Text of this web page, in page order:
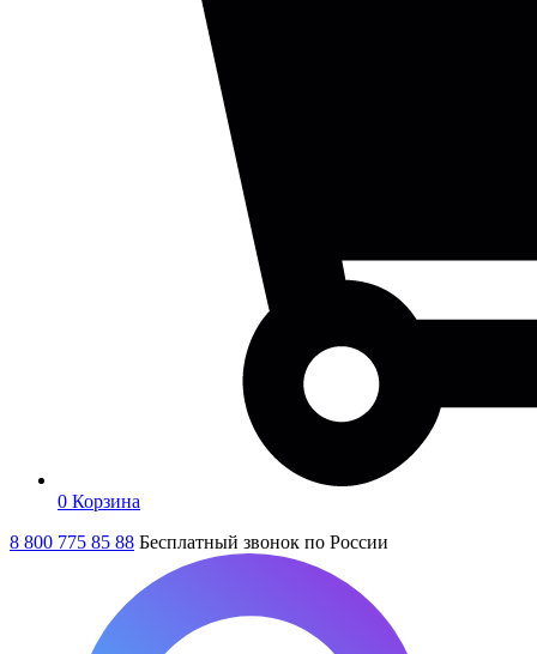
0 Корзина
8 800 775 85 88 Бесплатный звонок по России